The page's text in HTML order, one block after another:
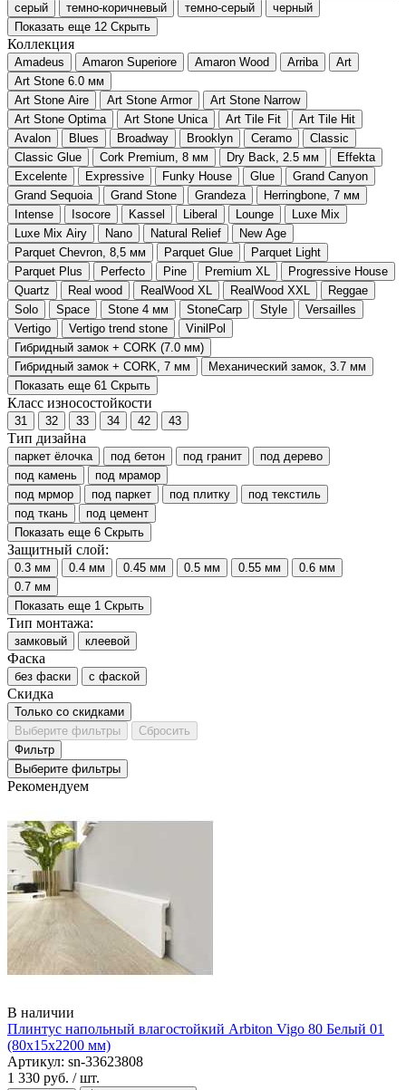
серый
темно-коричневый темно-серый
черный
Показать еще 12 Скрыть
Коллекция
Amadeus Amaron Superiore Amaron Wood Arriba
Art
Art Stone 6.0 мм
Art Stone Aire
Art Stone Armor
Art Stone Narrow
Art Stone Optima
Art Stone Unica Art Tile Fit
Art Tile Hit
Avalon
Blues Broadway Brooklyn Ceramo
Classic
Classic Glue
Cork Premium, 8 мм Dry Back, 2.5 мм
Effekta
Excelente
Expressive Funky House Glue
Grand Canyon
Grand Sequoia
Grand Stone Grandeza
Herringbone, 7 мм
Intense
Isocore Kassel Liberal Lounge
Luxe Mix
Luxe Mix Airy
Nano Natural Relief
New Age
Parquet Chevron, 8,5 мм
Parquet Glue
Parquet Light
Parquet Plus
Perfecto Pine Premium XL
Progressive House
Quartz
Real wood RealWood XL RealWood XXL
Reggae
Solo
Space Stone 4 мм StoneCarp Style
Versailles
Vertigo
Vertigo trend stone
VinilPol
Гибридный замок + CORK (7.0 мм)
Гибридный замок + CORK, 7 мм
Механический замок, 3.7 мм
Показать еще 61 Скрыть
Класс износостойкости
31 32 33 34 42 43
Тип дизайна
паркет ёлочка под бетон под гранит
под дерево
под камень
под мрамор
под мрмор
под паркет под плитку
под текстиль
под ткань
под цемент
Показать еще 6 Скрыть
Защитный слой:
0.3 мм 0.4 мм 0.45 мм 0.5 мм 0.55 мм
0.6 мм
0.7 мм
Показать еще 1 Скрыть
Тип монтажа:
замковый клеевой
Фаска
без фаски с фаской
Скидка
Только со cкидками
Выберите фильтры
Сбросить
Фильтр
Выберите фильтры
Рекомендуем
В наличии
Плинтус напольный влагостойкий Arbiton Vigo 80 Белый 01
(80х15х2200 мм)
Артикул: sn-33623808
1 330 руб. / шт.